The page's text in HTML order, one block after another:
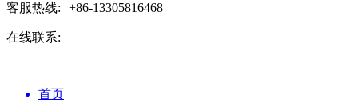
客服热线: +86-13305816468
在线联系:
首页